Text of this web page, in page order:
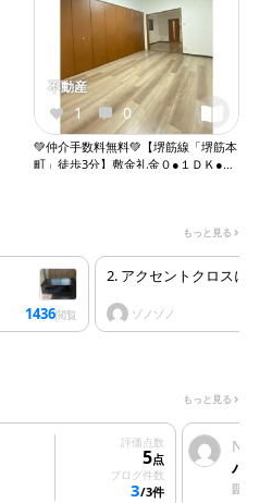
1 0
💚仲介手数料無料💚【堺筋線「堺筋本
町」徒歩3分】敷金礼金０●１ＤＫ●角
場●オートロック●エレベーター
不動産
もっと見る
1436閲覧
2. アクセントクロスにし
ゾノゾノ
もっと見る
評価点数
5点
ブログ件数
3/3件
No.
ハウ